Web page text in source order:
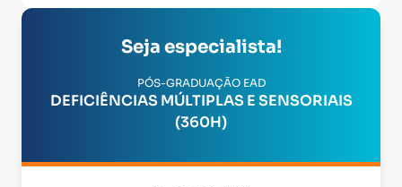
Seja especialista!
PÓS-GRADUAÇÃO EAD
DEFICIÊNCIAS MÚLTIPLAS E SENSORIAIS
(360H)